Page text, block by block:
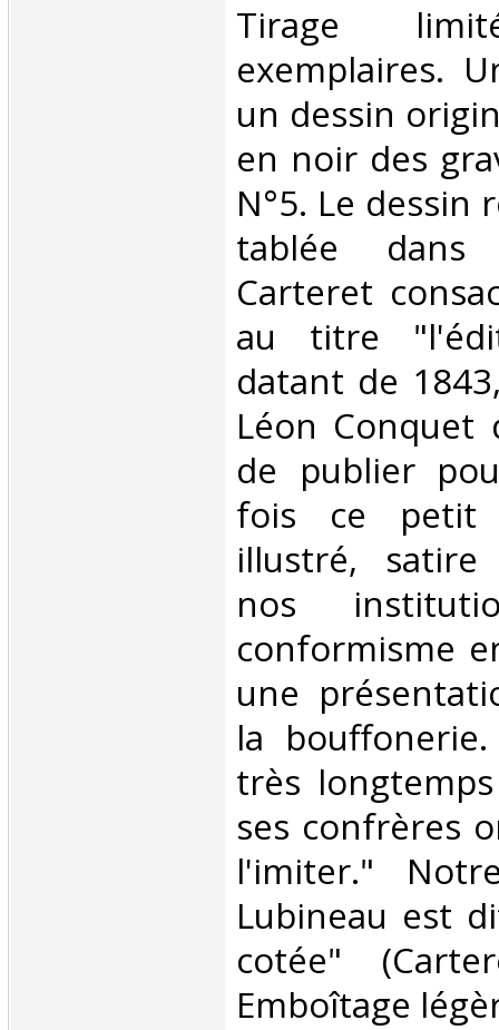
‎Tirage
exemplaires.
un dessin
en noir des
N°5. Le dessin
tablée
Carteret
au titre
datant de
Léon
de publier
fois ce petit
illustré,
nos
conformisme
une
la
très
ses confrères
l'imiter."
Lubineau est
cotée"
Emboîtage